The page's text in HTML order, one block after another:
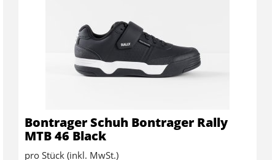
Bontrager Schuh Bontrager Rally
MTB 46 Black
pro Stück (inkl. MwSt.)